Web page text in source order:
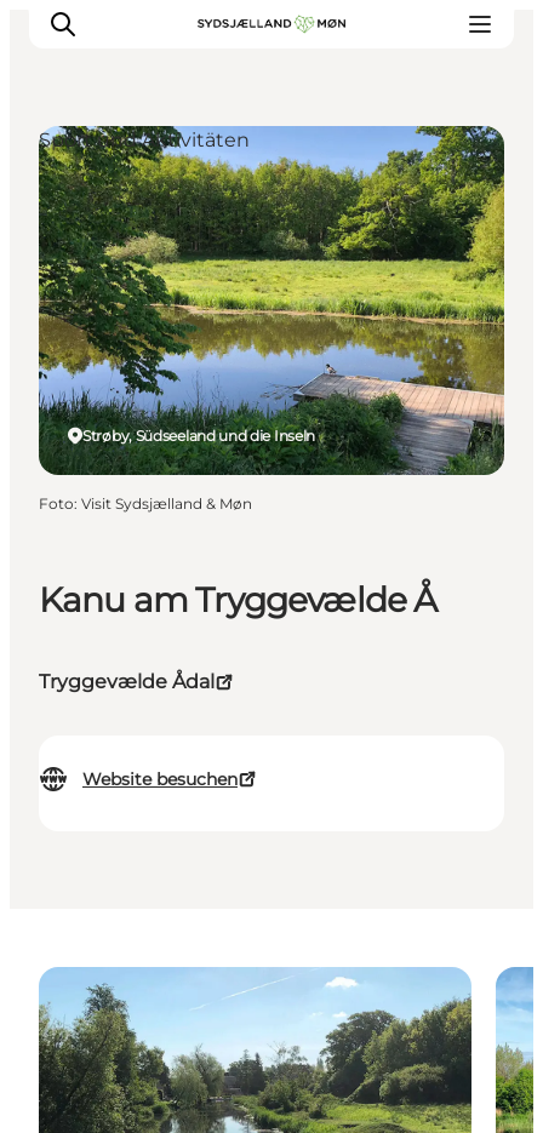
Erleben
Städte und Orte
Events
Essen
Unterkunft
Reise planen
Kanu am Tryggevælde Å
Tryggevælde Ådal
Website besuchen
Strøby, Südseeland und die Inseln
Sport und Aktivitäten
Foto: Visit Sydsjælland & Møn